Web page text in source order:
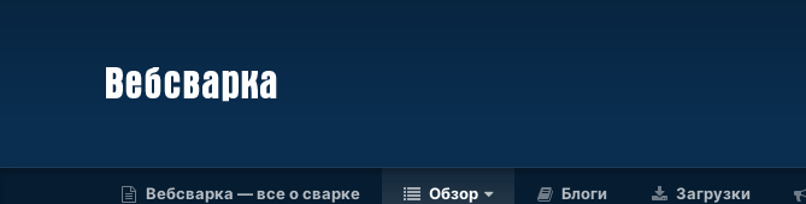
Вебсварка — все о сварке Обзор Блоги Загрузки